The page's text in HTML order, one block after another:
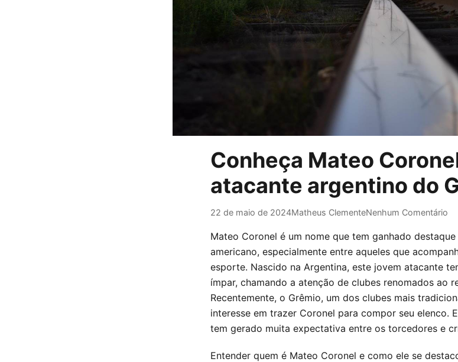
Conheça Mateo
atacante argentino do
22 de maio de 2024Matheus ClementeNenhum Comentário
Mateo Coronel é um nome que tem ganhado
americano, especialmente entre aqueles que
esporte. Nascido na Argentina, este jovem atacante
ímpar, chamando a atenção de clubes renomados ao
Recentemente, o Grêmio, um dos clubes mais
interesse em trazer Coronel para compor seu elenco.
tem gerado muita expectativa entre os torcedores e
Entender quem é Mateo Coronel e como ele se